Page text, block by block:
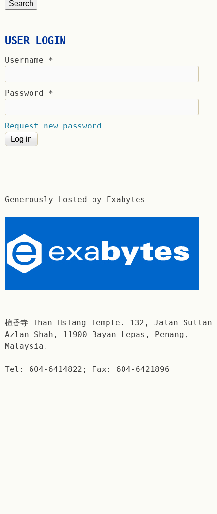
USER LOGIN
Username *
Password *
Request new password
Generously Hosted by Exabytes
檀香寺 Than Hsiang Temple. 132, Jalan Sultan
Azlan Shah, 11900 Bayan Lepas, Penang,
Malaysia.
Tel: 604-6414822; Fax: 604-6421896